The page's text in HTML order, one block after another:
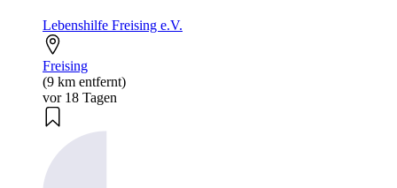
Lebenshilfe Freising e.V.
Freising
(9 km entfernt)
vor 18 Tagen